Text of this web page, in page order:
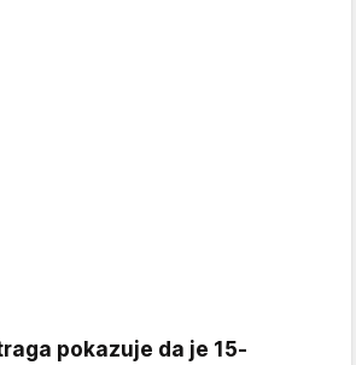
pokazuje da je 15-